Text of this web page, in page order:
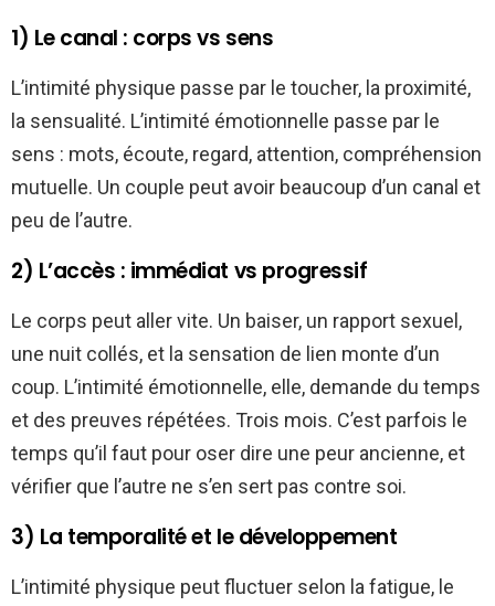
1) Le canal : corps vs sens
L’intimité physique passe par le toucher, la proximité,
la sensualité. L’intimité émotionnelle passe par le
sens : mots, écoute, regard, attention, compréhension
mutuelle. Un couple peut avoir beaucoup d’un canal et
peu de l’autre.
2) L’accès : immédiat vs progressif
Le corps peut aller vite. Un baiser, un rapport sexuel,
une nuit collés, et la sensation de lien monte d’un
coup. L’intimité émotionnelle, elle, demande du temps
et des preuves répétées. Trois mois. C’est parfois le
temps qu’il faut pour oser dire une peur ancienne, et
vérifier que l’autre ne s’en sert pas contre soi.
3) La temporalité et le développement
L’intimité physique peut fluctuer selon la fatigue, le